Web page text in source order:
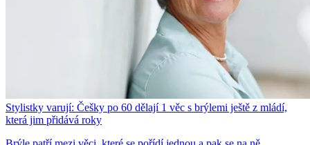
Stylistky varují: Češky po 60 dělají 1 věc s brýlemi ještě z mládí,
která jim přidává roky